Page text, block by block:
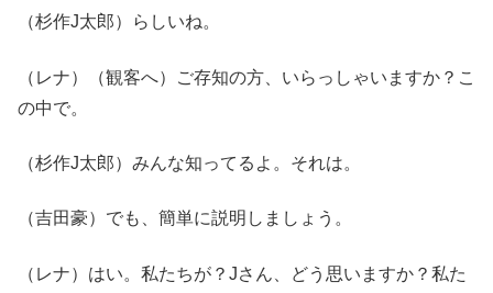
（杉作J太郎）らしいね。
（レナ）（観客へ）ご存知の方、いらっしゃいますか？こ
の中で。
（杉作J太郎）みんな知ってるよ。それは。
（吉田豪）でも、簡単に説明しましょう。
（レナ）はい。私たちが？Jさん、どう思いますか？私た